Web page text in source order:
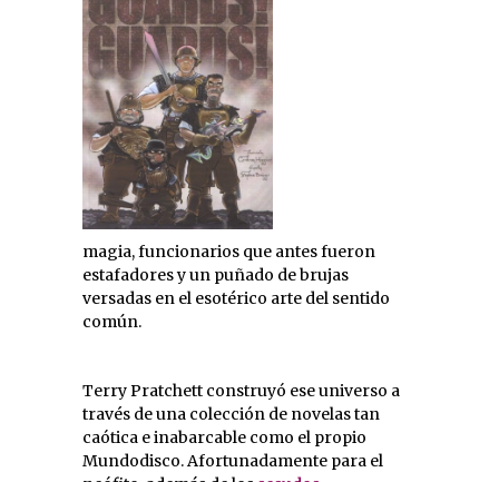
magia, funcionarios que antes fueron
estafadores y un puñado de brujas
versadas en el esotérico arte del sentido
común.
Terry Pratchett construyó ese universo a
través de una colección de novelas tan
caótica e inabarcable como el propio
Mundodisco. Afortunadamente para el